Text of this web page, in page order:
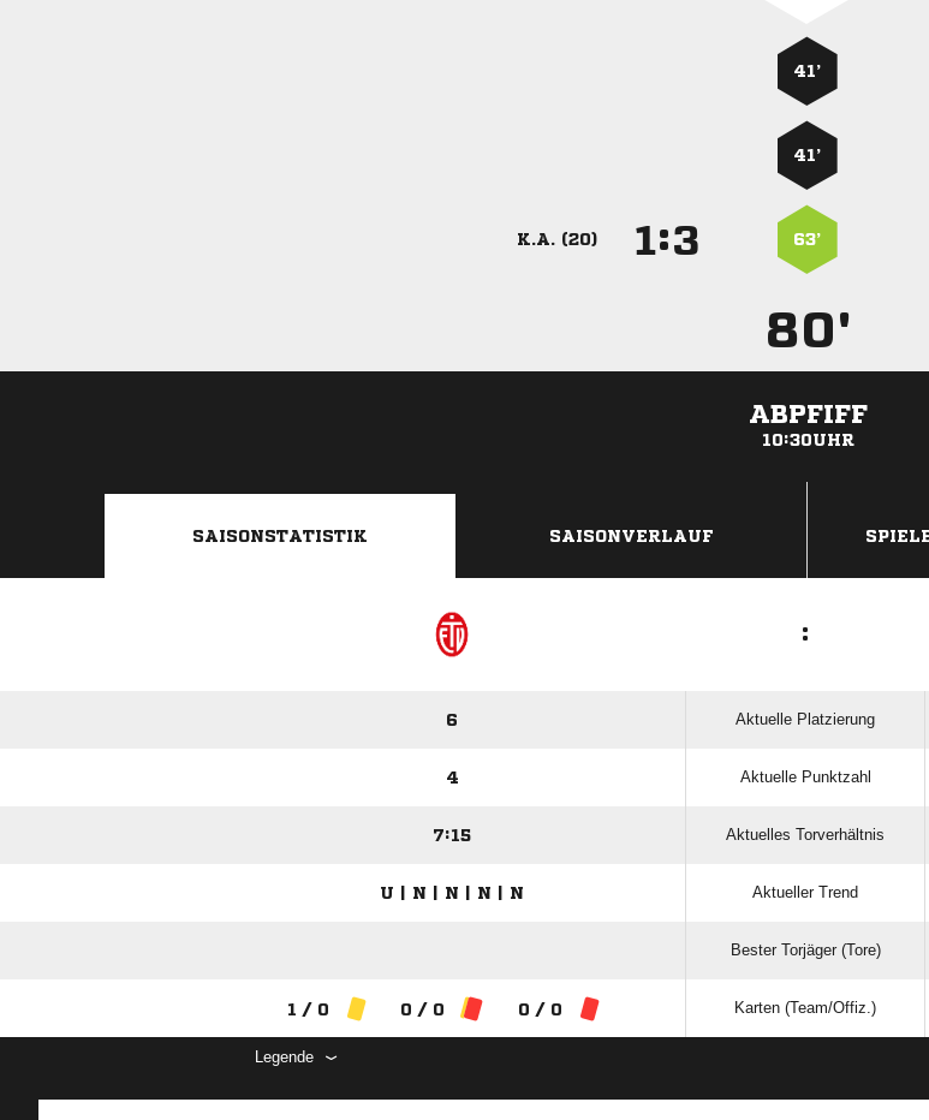
41’
41’
K.A. (20) : 63’
80'
ABPFIFF
10:30UHR
SAISONSTATISTIK SAISONVERLAUF
:
6 Aktuelle Platzierung
4 Aktuelle Punktzahl
7:15 Aktuelles Torverhältnis
U | N | N | N | N Aktueller Trend
Bester Torjäger (Tore)
1 / 0 0 / 0 0 / 0 Karten (Team/Offiz.)
Legende